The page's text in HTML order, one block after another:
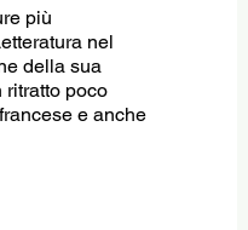
più
nel
della sua
poco
e anche